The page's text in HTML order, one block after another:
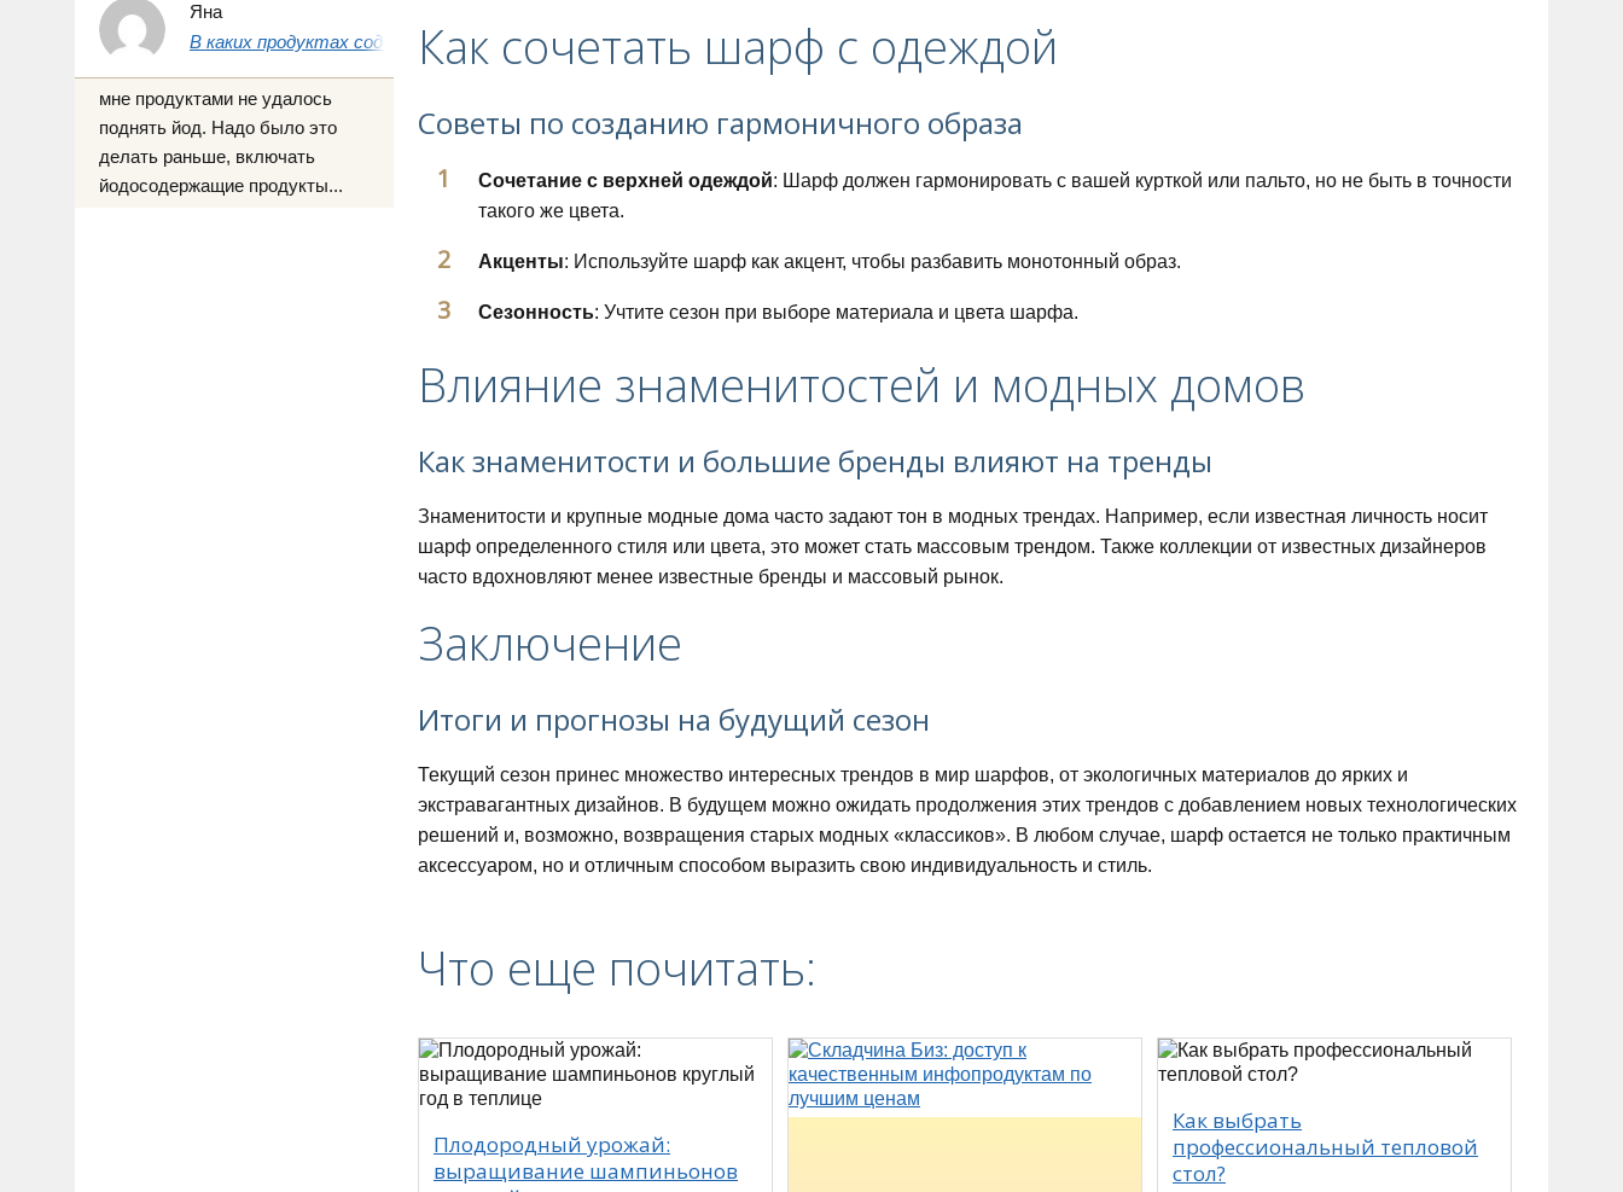
Как сочетать шарф с одеждой
Советы по созданию гармоничного образа
Сочетание с верхней одеждой: Шарф должен гармонировать с вашей курткой или пальто, но не быть в точности
такого же цвета.
Акценты: Используйте шарф как акцент, чтобы разбавить монотонный образ.
Сезонность: Учтите сезон при выборе материала и цвета шарфа.
Влияние знаменитостей и модных домов
Как знаменитости и большие бренды влияют на тренды
Знаменитости и крупные модные дома часто задают тон в модных трендах. Например, если известная личность носит
шарф определенного стиля или цвета, это может стать массовым трендом. Также коллекции от известных дизайнеров
часто вдохновляют менее известные бренды и массовый рынок.
Заключение
Итоги и прогнозы на будущий сезон
Текущий сезон принес множество интересных трендов в мир шарфов, от экологичных материалов до ярких и
экстравагантных дизайнов. В будущем можно ожидать продолжения этих трендов с добавлением новых технологических
решений и, возможно, возвращения старых модных «классиков». В любом случае, шарф остается не только практичным
аксессуаром, но и отличным способом выразить свою индивидуальность и стиль.
Что еще почитать:
Плодородный урожай:
выращивание шампиньонов
Как выбрать
профессиональный тепловой
стол?
Яна
В каких продуктах содержится йод: полный список и таблица
мне продуктами не удалось
поднять йод. Надо было это
делать раньше, включать
йодосодержащие продукты...